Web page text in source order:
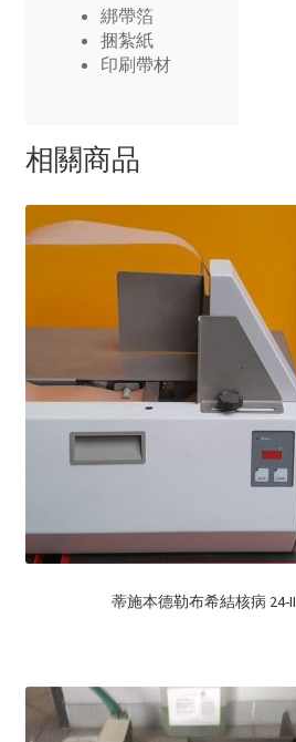
綁帶箔
捆紮紙
印刷帶材
相關商品
蒂施本德勒布希結核病 24-II